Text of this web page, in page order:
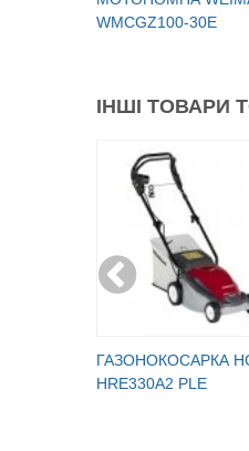
WMCGZ100-30E
ІНШІ ТОВАРИ
ГАЗОНОКОСАРКА
HRE330A2 PLE